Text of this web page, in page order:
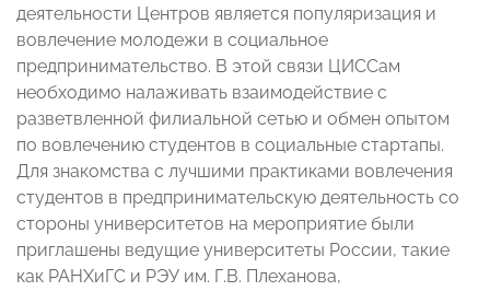
деятельности Центров является популяризация и
вовлечение молодежи в социальное
предпринимательство. В этой связи ЦИССам
необходимо налаживать взаимодействие с
разветвленной филиальной сетью и обмен опытом
по вовлечению студентов в социальные стартапы.
Для знакомства с лучшими практиками вовлечения
студентов в предпринимательскую деятельность со
стороны университетов на мероприятие были
приглашены ведущие университеты России, такие
как РАНХиГС и РЭУ им. Г.В. Плеханова,